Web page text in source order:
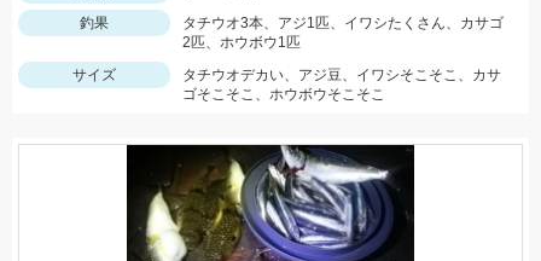
釣果
タチウオ3本、アジ1匹、イワシたくさん、カサゴ
2匹、ホウボウ1匹
サイズ
タチウオデカい、アジ豆、イワシそこそこ、カサ
ゴそこそこ、ホウボウそこそこ